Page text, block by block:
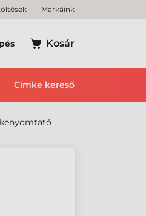
Márkáink
Kosár
Címke kereső